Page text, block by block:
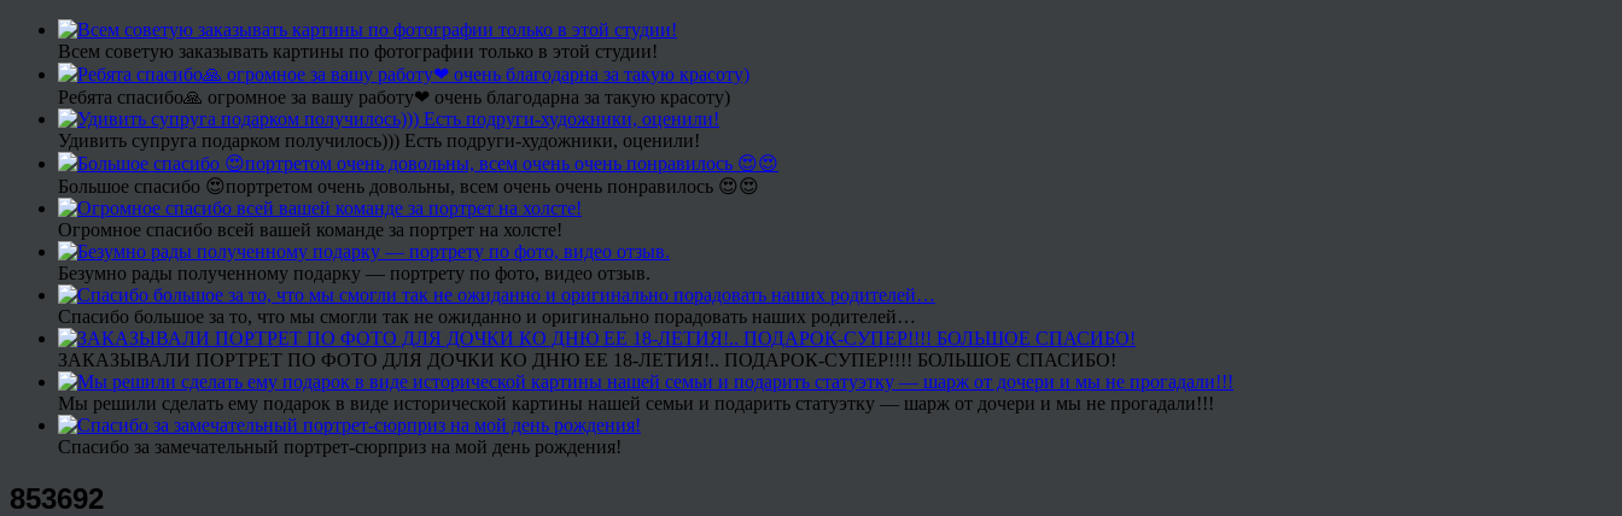
Всем советую заказывать картины по фотографии только в этой студии!
Ребята спасибо🙏 огромное за вашу работу❤ очень благодарна за такую красоту)
Удивить супруга подарком получилось))) Есть подруги-художники, оценили!
Большое спасибо 😍портретом очень довольны, всем очень очень понравилось 😍😍
Огромное спасибо всей вашей команде за портрет на холсте!
Безумно рады полученному подарку — портрету по фото, видео отзыв.
Спасибо большое за то, что мы смогли так не ожиданно и оригинально порадовать наших родителей…
ЗАКАЗЫВАЛИ ПОРТРЕТ ПО ФОТО ДЛЯ ДОЧКИ КО ДНЮ ЕЕ 18-ЛЕТИЯ!.. ПОДАРОК-СУПЕР!!!! БОЛЬШОЕ СПАСИБО!
Мы решили сделать ему подарок в виде исторической картины нашей семьи и подарить статуэтку — шарж от дочери и мы не прогадали!!!
Спасибо за замечательный портрет-сюрприз на мой день рождения!
853692